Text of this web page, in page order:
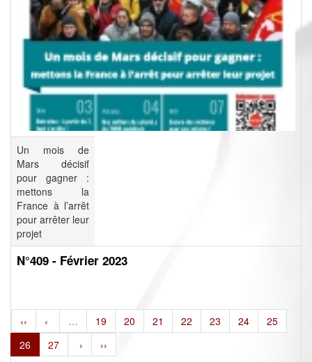
Un mois de
Mars décisif
pour gagner :
mettons la
France à l’arrêt
pour arrêter leur
projet
N°409 - Février 2023
‹‹ ‹ … 19 20 21 22 23 24
25
26
27 › ››